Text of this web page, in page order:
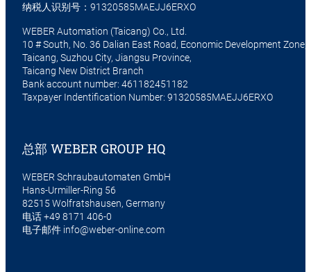
纳税人识别号：91320585MAEJJ6ERXO
WEBER Automation (Taicang) Co., Ltd.
10 # South, No. 36 Dalian East Road, Economic Development Zone,
Taicang, Suzhou City, Jiangsu Province,
Taicang New District Branch
Bank account number: 461182451182
Taxpayer Indentification Number: 91320585MAEJJ6ERXO
总部 WEBER GROUP HQ
WEBER Schraubautomaten GmbH
Hans-Urmiller-Ring 56
82515 Wolfratshausen, Germany
电话 +49 8171 406-0
电子邮件 info@weber-online.com